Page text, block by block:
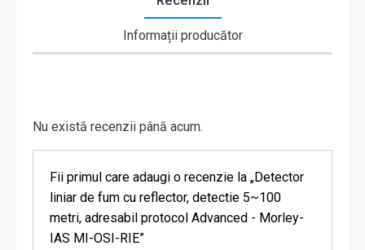
Informații producător
Nu există recenzii până acum.
Fii primul care adaugi o recenzie la „Detector
liniar de fum cu reflector, detectie 5~100
metri, adresabil protocol Advanced - Morley-
IAS MI-OSI-RIE”